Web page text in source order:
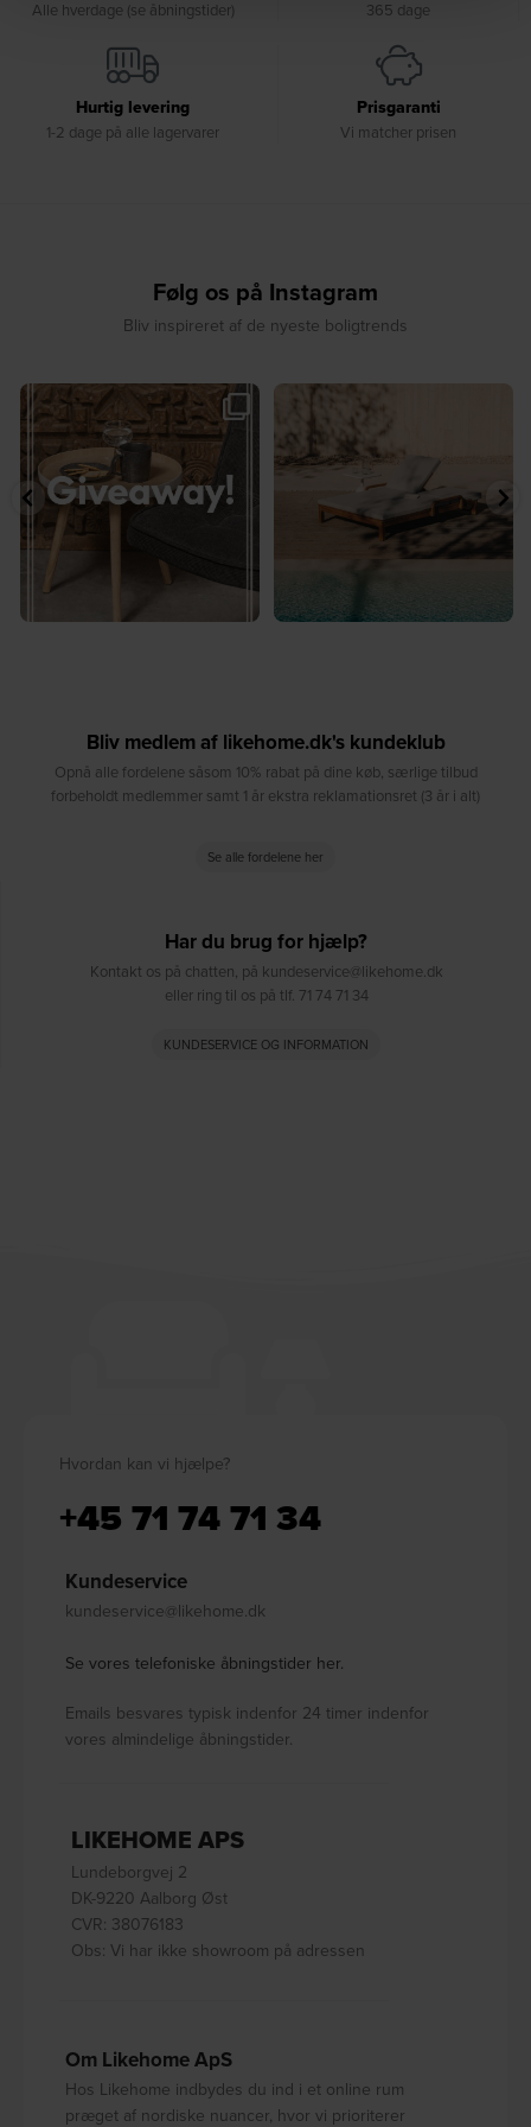
Alle hverdage (se åbningstider) 365 dage
Hurtig levering
1-2 dage på alle lagervarer
Prisgaranti
Vi matcher prisen
Følg os på Instagram
Bliv inspireret af de nyeste boligtrends
🎉 GIVEAWAY 🎉⁠
Vind det stilfulde Sasha...
207 217
☀️ Sommerens favorit til terrassen ☀️⁠
8 0
Bliv medlem af likehome.dk's kundeklub
Opnå alle fordelene såsom 10% rabat på dine køb, særlige tilbud
forbeholdt medlemmer samt 1 år ekstra reklamationsret (3 år i alt)
Se alle fordelene her
Har du brug for hjælp?
Kontakt os på chatten, på kundeservice@likehome.dk
eller ring til os på tlf. 71 74 71 34
KUNDESERVICE OG INFORMATION
Hvordan kan vi hjælpe?
+45 71 74 71 34
Kundeservice
kundeservice@likehome.dk
Se vores telefoniske åbningstider her.
Emails besvares typisk indenfor 24 timer indenfor
vores almindelige åbningstider.
LIKEHOME APS
Lundeborgvej 2
DK-9220 Aalborg Øst
CVR: 38076183
Obs: Vi har ikke showroom på adressen
Om Likehome ApS
Hos Likehome indbydes du ind i et online rum
præget af nordiske nuancer, hvor vi prioriterer